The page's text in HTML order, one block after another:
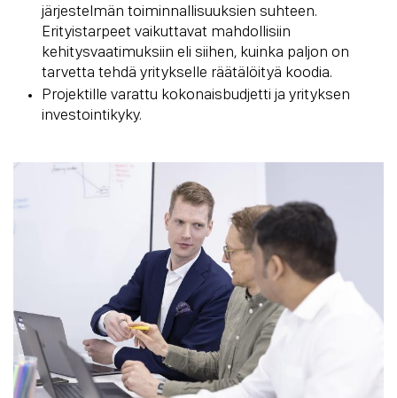
järjestelmän toiminnallisuuksien suhteen.
Erityistarpeet vaikuttavat mahdollisiin
kehitysvaatimuksiin eli siihen, kuinka paljon on
tarvetta tehdä yritykselle räätälöityä koodia.
Projektille varattu kokonaisbudjetti ja yrityksen
investointikyky.